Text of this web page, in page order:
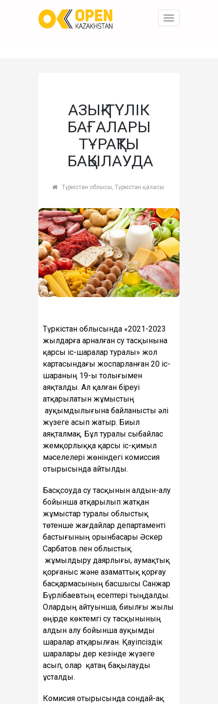
Toggle
АЗЫҚ-ТҮЛІК
БАҒАЛАРЫ
ТҰРАҚТЫ
БАҚЫЛАУДА
Түркістан облысы, Түркістан қаласы
Түркістан облысында «2021-2023
жылдарға арналған су тасқынына
қарсы іс-шаралар туралы» жол
картасындағы жоспарланған 20 іс-
шараның 19-ы толығымен
аяқталды. Ал қалған біреуі
атқарылатын жұмыстың
ауқымдылығына байланысты әлі
жүзеге асып жатыр. Биыл
аяқталмақ. Бұл туралы сыбайлас
жемқорлыққа қарсы іс-қимыл
мәселелері жөніндегі комиссия
отырысында айтылды.
Басқсоуда су тасқынын алдын-алу
бойынша атқарылып жатқан
жұмыстар туралы облыстық
төтенше жағдайлар департаменті
бастығының орынбасары Әскер
Сарбатов пен облыстық
жұмылдыру даярлығы, аумақтық
қорғаныс және азаматтық қорғау
басқармасының басшысы Санжар
Бүрлібаевтың есептері тыңдалды.
Олардың айтуынша, биылғы жылы
өңірде көктемгі су тасқынының
алдын алу бойынша ауқымды
шаралар атқарылған. Қауіпсіздік
шаралары дер кезінде жүзеге
асып, олар қатаң бақылауды
ұсталды.
Комисия отырысында сондай-ақ